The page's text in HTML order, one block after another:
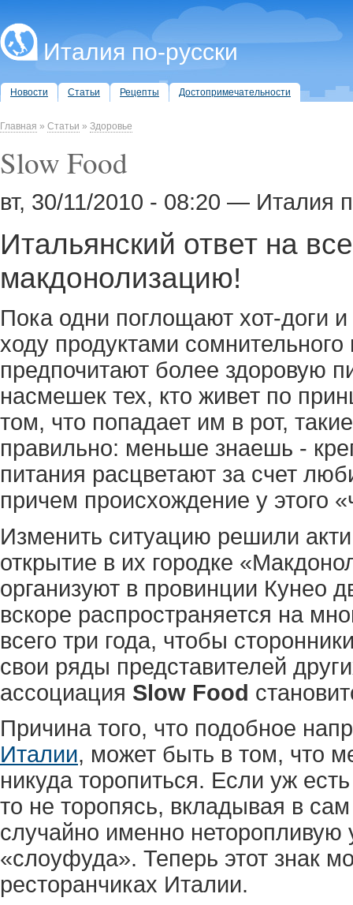
Италия по-русски
Новости Статьи Рецепты Достопримечательности
Главная » Статьи » Здоровье
Slow Food
вт, 30/11/2010 - 08:20 — Италия
Итальянский ответ на
макдонолизацию!
Пока одни поглощают хот-доги
ходу продуктами
предпочитают более здоровую
насмешек тех, кто живет по
том, что попадает им в рот,
правильно: меньше знаешь -
питания расцветают за счет
причем происхождение у этого
Изменить ситуацию решили
открытие в их городке
организуют в провинции Кунео
вскоре распространяется на
всего три года, чтобы
свои ряды представителей
ассоциация Slow Food
Причина того, что подобное
Италии, может быть в том, что
никуда торопиться. Если уж
то не торопясь, вкладывая в
случайно именно неторопливую
«слоуфуда». Теперь этот знак
ресторанчиках Италии.